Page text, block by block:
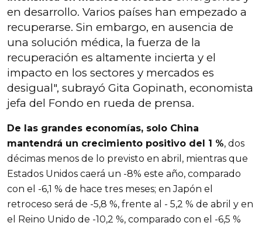
en desarrollo. Varios países han empezado a
recuperarse. Sin embargo, en ausencia de
una solución médica, la fuerza de la
recuperación es altamente incierta y el
impacto en los sectores y mercados es
desigual", subrayó Gita Gopinath, economista
jefa del Fondo en rueda de prensa.
De las grandes economías, solo China
mantendrá un crecimiento positivo del 1 %, dos
décimas menos de lo previsto en abril, mientras que
Estados Unidos caerá un -8% este año, comparado
con el -6,1 % de hace tres meses; en Japón el
retroceso será de -5,8 %, frente al - 5,2 % de abril y en
el Reino Unido de -10,2 %, comparado con el -6,5 %